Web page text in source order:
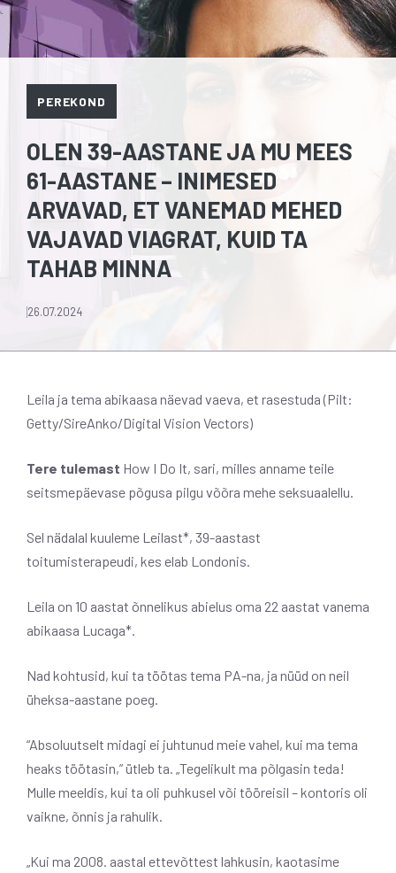
PEREKOND
OLEN 39-AASTANE JA MU MEES
61-AASTANE – INIMESED
ARVAVAD, ET VANEMAD MEHED
VAJAVAD VIAGRAT, KUID TA
TAHAB MINNA
26.07.2024
Leila ja tema abikaasa näevad vaeva, et rasestuda (Pilt:
Getty/SireAnko/Digital Vision Vectors)
Tere tulemast How I Do It, sari, milles anname teile
seitsmepäevase põgusa pilgu võõra mehe seksuaalellu.
Sel nädalal kuuleme Leilast*, 39-aastast
toitumisterapeudi, kes elab Londonis.
Leila on 10 aastat õnnelikus abielus oma 22 aastat vanema
abikaasa Lucaga*.
Nad kohtusid, kui ta töötas tema PA-na, ja nüüd on neil
üheksa-aastane poeg.
“Absoluutselt midagi ei juhtunud meie vahel, kui ma tema
heaks töötasin,” ütleb ta. „Tegelikult ma põlgasin teda!
Mulle meeldis, kui ta oli puhkusel või tööreisil – kontoris oli
vaikne, õnnis ja rahulik.
„Kui ma 2008. aastal ettevõttest lahkusin, kaotasime